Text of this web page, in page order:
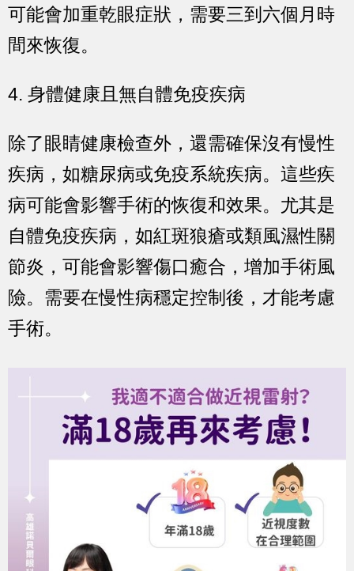
可能會加重乾眼症狀，需要三到六個月時
間來恢復。
4. 身體健康且無自體免疫疾病
除了眼睛健康檢查外，還需確保沒有慢性
疾病，如糖尿病或免疫系統疾病。這些疾
病可能會影響手術的恢復和效果。尤其是
自體免疫疾病，如紅斑狼瘡或類風濕性關
節炎，可能會影響傷口癒合，增加手術風
險。需要在慢性病穩定控制後，才能考慮
手術。